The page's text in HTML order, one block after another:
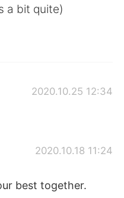
a bit quite)
2020.10.25 12:34
2020.10.18 11:24
best together.